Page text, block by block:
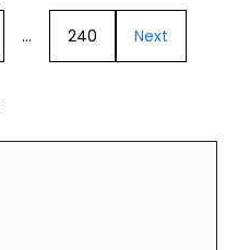
… 240 Next